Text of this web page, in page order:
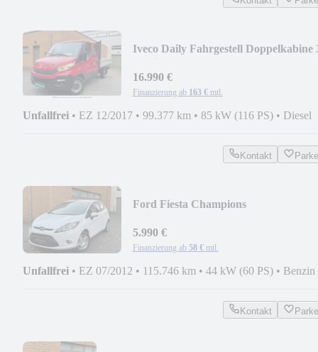
Iveco Daily Fahrgestell Doppelkabine
16.990 €
Finanzierung ab 163 € mtl.
Unfallfrei • EZ 12/2017 • 99.377 km • 85 kW (116 PS) • Diesel
Kontakt
Ford Fiesta Champions
5.990 €
Finanzierung ab 58 € mtl.
Unfallfrei • EZ 07/2012 • 115.746 km • 44 kW (60 PS) • Benzin
Kontakt